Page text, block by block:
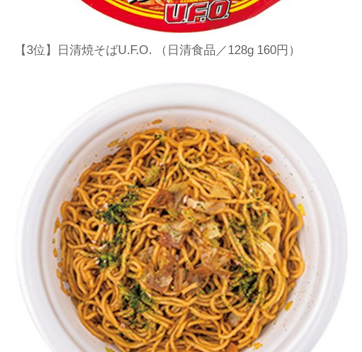
【3位】日清焼そばU.F.O. （日清食品／128g 160円）